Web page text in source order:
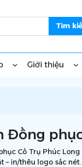
Giới thiệu
Đồng
Cổ Trụ Phúc
– in/thêu logo sắc